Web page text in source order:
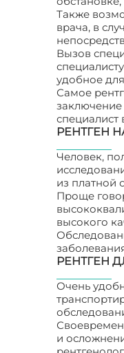
Также
врача, в
Вызов
удобное
Самое
заключение
специалист
РЕНТГЕН
Человек,
из платной
Проще
высокого
РЕНТГЕН
Очень
и